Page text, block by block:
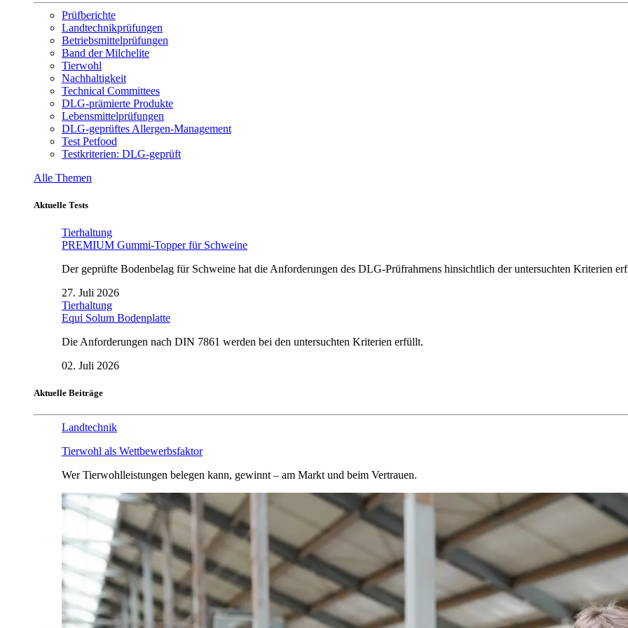
Prüfberichte
Landtechnikprüfungen
Betriebsmittelprüfungen
Band der Milchelite
Tierwohl
Nachhaltigkeit
Technical Committees
DLG-prämierte Produkte
Lebensmittelprüfungen
DLG-geprüftes Allergen-Management
Test Petfood
Testkriterien: DLG-geprüft
Alle Themen
Aktuelle Tests
Tierhaltung
PREMIUM Gummi-Topper für Schweine
Der geprüfte Bodenbelag für Schweine hat die Anforderungen des DLG-Prüfrahmens hinsichtlich der untersuchten Kriterien
27. Juli 2026
Tierhaltung
Equi Solum Bodenplatte
Die Anforderungen nach DIN 7861 werden bei den untersuchten Kriterien erfüllt.
02. Juli 2026
Aktuelle Beiträge
Landtechnik
Tierwohl als Wettbewerbsfaktor
Wer Tierwohlleistungen belegen kann, gewinnt – am Markt und beim Vertrauen.